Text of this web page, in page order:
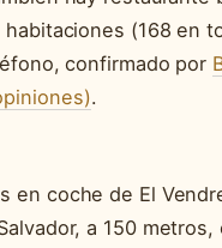
(168 en
confirmado por
.
en coche de El
a 150